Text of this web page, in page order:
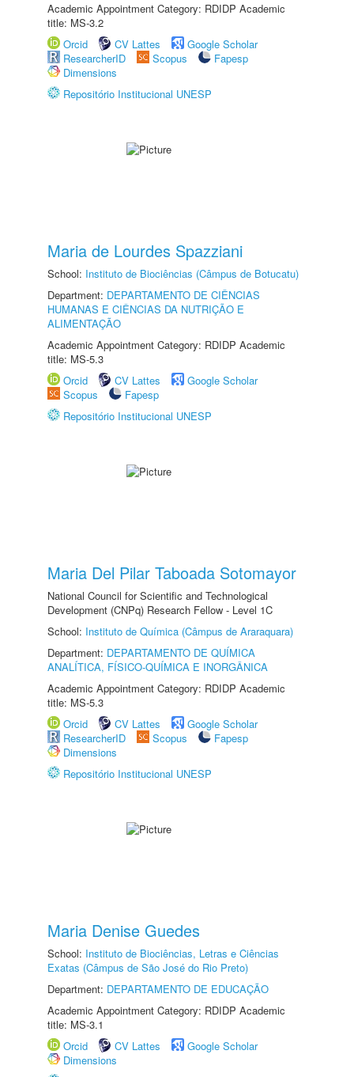
Academic Appointment Category: RDIDP Academic
title: MS-3.2
Orcid
CV Lattes
Google Scholar
ResearcherID
Scopus
Fapesp
Dimensions
Repositório Institucional UNESP
Maria de Lourdes Spazziani
School: Instituto de Biociências (Câmpus de Botucatu)
Department: DEPARTAMENTO DE CIÊNCIAS
HUMANAS E CIÊNCIAS DA NUTRIÇÃO E
ALIMENTAÇÃO
Academic Appointment Category: RDIDP Academic
title: MS-5.3
Orcid
CV Lattes
Google Scholar
Scopus
Fapesp
Repositório Institucional UNESP
Maria Del Pilar Taboada Sotomayor
National Council for Scientific and Technological
Development (CNPq) Research Fellow - Level 1C
School: Instituto de Química (Câmpus de Araraquara)
Department: DEPARTAMENTO DE QUÍMICA
ANALÍTICA, FÍSICO-QUÍMICA E INORGÂNICA
Academic Appointment Category: RDIDP Academic
title: MS-5.3
Orcid
CV Lattes
Google Scholar
ResearcherID
Scopus
Fapesp
Dimensions
Repositório Institucional UNESP
Maria Denise Guedes
School: Instituto de Biociências, Letras e Ciências
Exatas (Câmpus de São José do Rio Preto)
Department: DEPARTAMENTO DE EDUCAÇÃO
Academic Appointment Category: RDIDP Academic
title: MS-3.1
Orcid
CV Lattes
Google Scholar
Dimensions